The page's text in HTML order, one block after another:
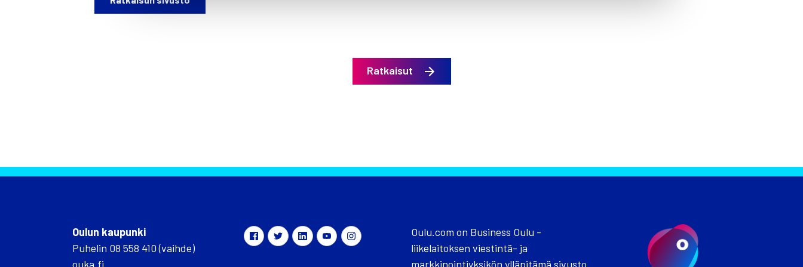
Ratkaisut
Oulun kaupunki
Puhelin 08 558 410 (vaihde)
ouka.fi
Oulu.com on Business Oulu -
liikelaitoksen viestintä- ja
markkinointiyksikön ylläpitämä sivusto.